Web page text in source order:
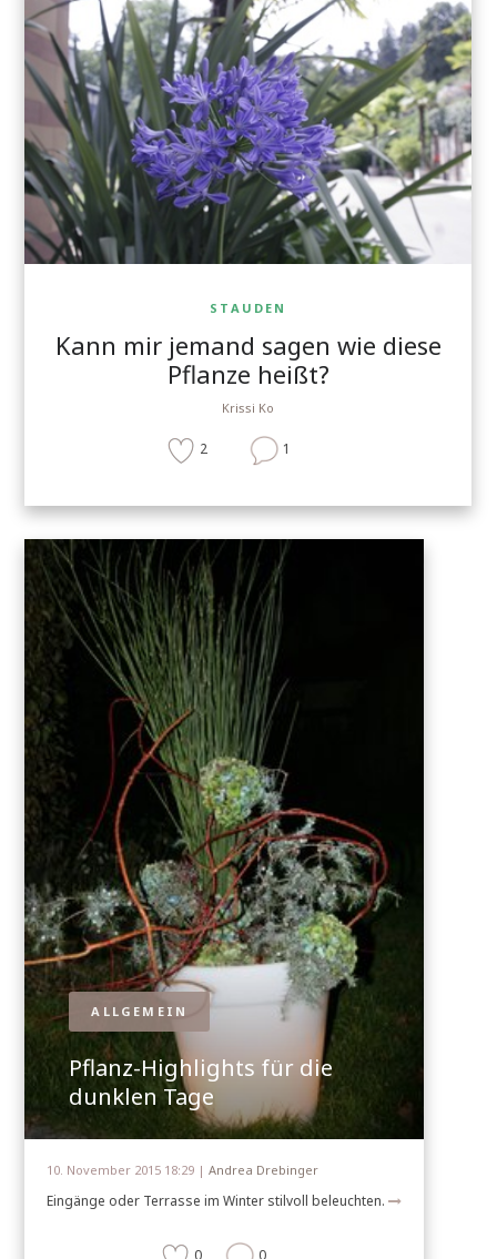
STAUDEN
Kann mir jemand sagen wie diese
Pflanze heißt?
Krissi Ko
2 1
ALLGEMEIN
Pflanz-Highlights für die
dunklen Tage
10. November 2015 18:29 |Andrea Drebinger
Eingänge oder Terrasse im Winter stilvoll beleuchten.
0 0